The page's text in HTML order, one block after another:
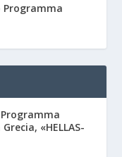
Programma
«HELLAS-